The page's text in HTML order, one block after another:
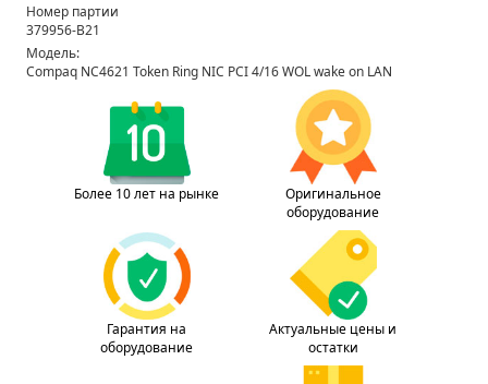
Номер партии
379956-B21
Модель:
Compaq NC4621 Token Ring NIC PCI 4/16 WOL wake on LAN
Более 10 лет на рынке
Оригинальное
оборудование
Гарантия на
оборудование
Актуальные цены и
остатки